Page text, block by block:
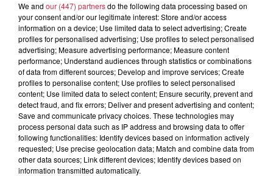
Lieu Les Tanzmatten à SÉLESTAT (67)
Organisateur
https://www.tanzmatten.fr/saison-
culturelle/programmation/2018-
2019/grand-tremplin-de-l-humour.html
Tarif Gratuit
We and our (447) partnersdo the following data processing based on
your consent and/or our legitimate interest: Store and/or access
information on a device; Use limited data to select advertising; Create
profiles for personalised advertising; Use profiles to select personalised
advertising; Measure advertising performance; Measure content
performance; Understand audiences through statistics or combinations
of data from different sources; Develop and improve services; Create
profiles to personalise content; Use profiles to select personalised
content; Use limited data to select content; Ensure security, prevent and
detect fraud, and fix errors; Deliver and present advertising and content;
Save and communicate privacy choices. These technologies may
process personal data such as IP address and browsing data to offer
following functionalities: Identify devices based on information actively
requested; Use precise geolocation data; Match and combine data from
other data sources; Link different devices; Identify devices based on
information transmitted automatically.